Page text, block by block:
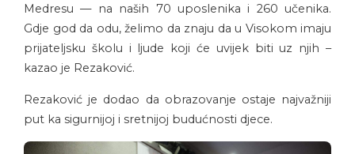
Medresu — na naših 70 uposlenika i 260 učenika.
Gdje god da odu, želimo da znaju da u Visokom imaju
prijateljsku školu i ljude koji će uvijek biti uz njih –
kazao je Rezaković.
Rezaković je dodao da obrazovanje ostaje najvažniji
put ka sigurnijoj i sretnijoj budućnosti djece.